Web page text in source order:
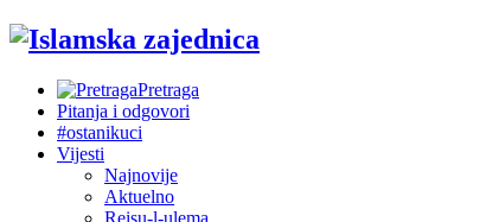
Pretraga
Pitanja i odgovori
#ostanikuci
Vijesti
Najnovije
Aktuelno
Reisu-l-ulema